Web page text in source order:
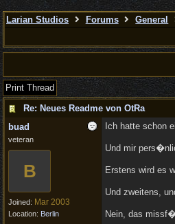
Larian Studios Forums General
Print Thread
Re: Neues Readme von OtRa
buad
veteran
B
Joined: Mar 2003
Location: Berlin
Ich hatte schon
Und mir
Erstens wird es
Und zweitens,
Nein, das